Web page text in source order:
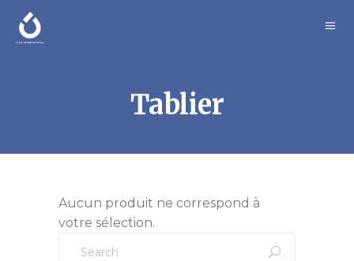
Tablier
Aucun produit ne correspond à
votre sélection.
for: